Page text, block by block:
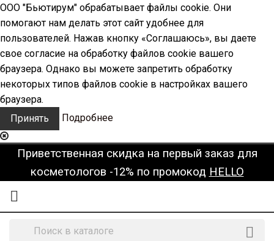
ООО "Бьютирум" обрабатывает файлы cookie. Они
помогают нам делать этот сайт удобнее для
пользователей. Нажав кнопку «Соглашаюсь», вы даете
свое согласие на обработку файлов cookie вашего
браузера. Однако вы можете запретить обработку
некоторых типов файлов cookie в настройках вашего
браузера.
Принять
Подробнее
Приветственная скидка на первый заказ для
косметологов -12% по промокод HELLO

